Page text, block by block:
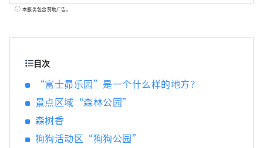
源丰富的区域，由本栖湖、精进湖、西湖、河
其中部分遗产还分布于静冈县。 作为著名旅游
胜地的富士山麓，一年四季都拥有不同的魅
石公园参加河口湖香草节；秋季可在河口湖红
本服务包含赞助广告。
目次
“富士昴乐园”是一个什么样的地方？
景点区域“森林公园”
森树香
狗狗活动区“狗狗公园”